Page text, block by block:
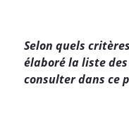
Selon quels
élaboré la liste
consulter dans ce